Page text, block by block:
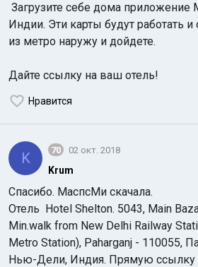
Загрузите себе дома приложение
Индии. Эти карты будут работать
из метро наружу и дойдете.
Дайте ссылку на ваш отель!
Нравится
K 70 02 окт. 2018
Krum
Спасибо. МаспсМи скачала.
Отель Hotel Shelton. 5043, Main
Min.walk from New Delhi Railway
Metro Station), Paharganj - 110055,
Нью-Дели, Индия. Прямую ссылку